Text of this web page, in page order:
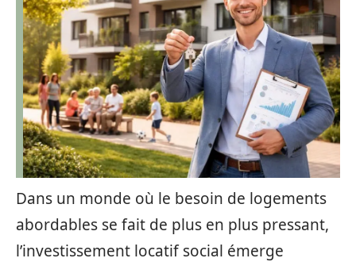
Dans un monde où le besoin de logements
abordables se fait de plus en plus pressant,
l’investissement locatif social émerge